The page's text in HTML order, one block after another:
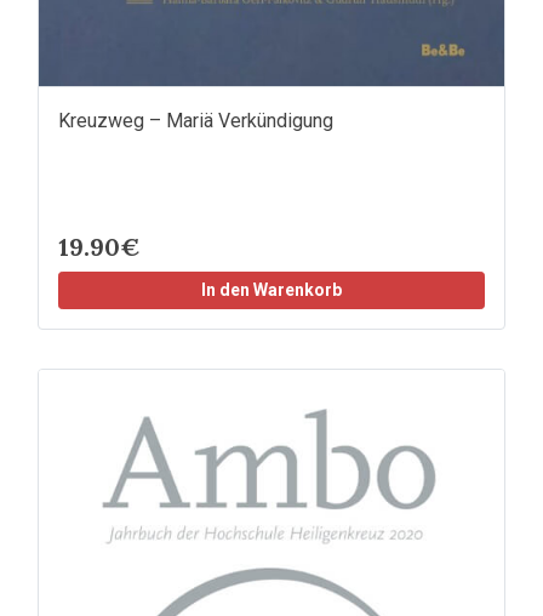
Kreuzweg – Mariä Verkündigung
19.90€
In den Warenkorb